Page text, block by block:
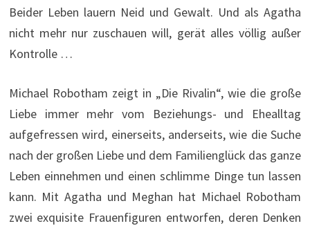
Beider Leben lauern Neid und Gewalt. Und als Agatha
nicht mehr nur zuschauen will, gerät alles völlig außer
Kontrolle …
Michael Robotham zeigt in „Die Rivalin“, wie die große
Liebe immer mehr vom Beziehungs- und Ehealltag
aufgefressen wird, einerseits, anderseits, wie die Suche
nach der großen Liebe und dem Familienglück das ganze
Leben einnehmen und einen schlimme Dinge tun lassen
kann. Mit Agatha und Meghan hat Michael Robotham
zwei exquisite Frauenfiguren entworfen, deren Denken